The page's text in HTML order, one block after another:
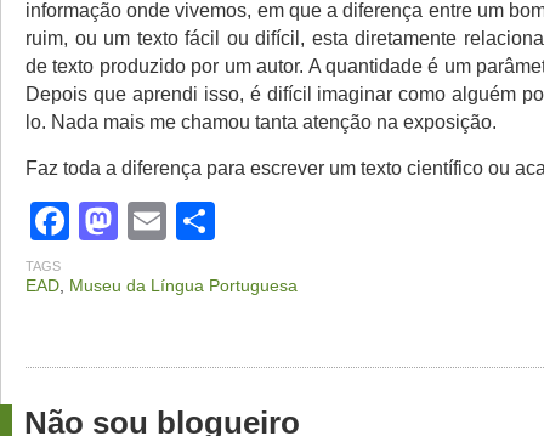
informação onde vivemos, em que a diferença entre um
ruim, ou um texto fácil ou difícil, esta diretamente
de texto produzido por um autor. A quantidade é um
Depois que aprendi isso, é difícil imaginar como alguém
lo. Nada mais me chamou tanta atenção na exposição.
Faz toda a diferença para escrever um texto científico ou
Facebook
Mastodon
Email
TAGS
EAD, Museu da Língua Portuguesa
Não sou blogueiro